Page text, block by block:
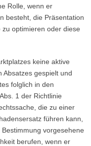
Rolle, wenn er
besteht, die Präsentation
optimieren oder diese
keine aktive
Absatzes gespielt und
folglich in den
1 der Richtlinie
die zu einer
führen kann,
vorgesehene
berufen, wenn er